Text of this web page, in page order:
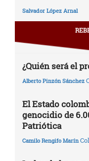
Salvador López Arnal
¿Quién será el
Alberto Pinzón Sánchez
El Estado
genocidio de
Patriótica
Camilo Rengifo Marín